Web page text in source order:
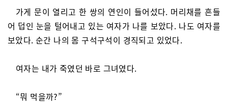
가게 문이 열리고 한 쌍의 연인이 들어섰다. 머리채를 흔들
어 덥인 눈을 털어내고 있는 여자가 나를 보았다. 나도 여자를
보았다. 순간 나의 몸 구석구석이 경직되고 있었다.
여자는 내가 죽였던 바로 그녀였다.
“뭐 먹을까?”